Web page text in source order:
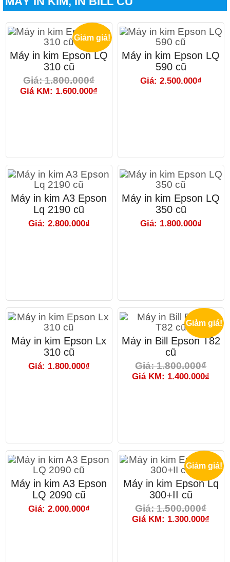
Giảm giá!
Máy in kim Epson LQ
310 cũ
Giá: 1.800.000₫
Giá KM: 1.600.000₫
Máy in kim Epson LQ
590 cũ
Giá: 2.500.000₫
Máy in kim A3 Epson
Lq 2190 cũ
Giá: 2.800.000₫
Máy in kim Epson LQ
350 cũ
Giá: 1.800.000₫
Máy in kim Epson Lx
310 cũ
Giá: 1.800.000₫
Giảm giá!
Máy in Bill Epson T82
cũ
Giá: 1.800.000₫
Giá KM: 1.400.000₫
Máy in kim A3 Epson
LQ 2090 cũ
Giá: 2.000.000₫
Giảm giá!
Máy in kim Epson Lq
300+II cũ
Giá: 1.500.000₫
Giá KM: 1.300.000₫